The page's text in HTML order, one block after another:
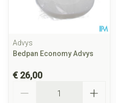
Advys
Bedpan Economy Advys
€ 26,00